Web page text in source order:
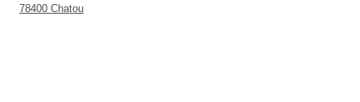
78400 ChatouDisponible